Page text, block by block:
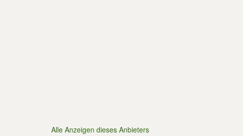
Alle Anzeigen dieses Anbieters